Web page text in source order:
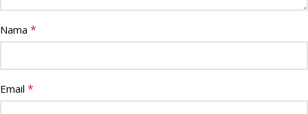
Nama *
Email *